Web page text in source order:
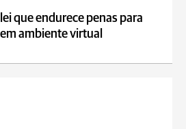
que endurece penas para
ambiente virtual